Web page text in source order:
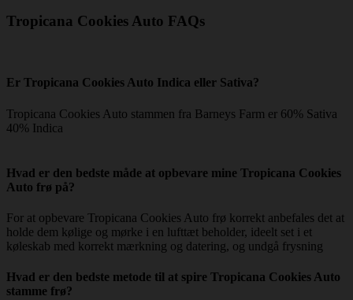
Tropicana Cookies Auto FAQs
Er Tropicana Cookies Auto Indica eller Sativa?
Tropicana Cookies Auto stammen fra Barneys Farm er 60% Sativa
40% Indica
Hvad er den bedste måde at opbevare mine Tropicana Cookies
Auto frø på?
For at opbevare Tropicana Cookies Auto frø korrekt anbefales det at
holde dem kølige og mørke i en lufttæt beholder, ideelt set i et
køleskab med korrekt mærkning og datering, og undgå frysning
Hvad er den bedste metode til at spire Tropicana Cookies Auto
stamme frø?